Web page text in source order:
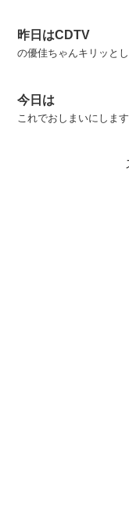
昨日はCDTV
の優佳ちゃんキリッと
今日は
これでおしまいにしま